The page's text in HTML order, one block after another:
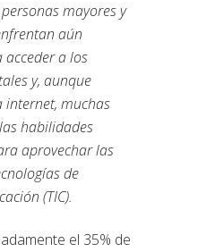
mayores y
aún
a los
y, aunque
internet, muchas
habilidades
aprovechar las
de
(TIC).
el 35% de